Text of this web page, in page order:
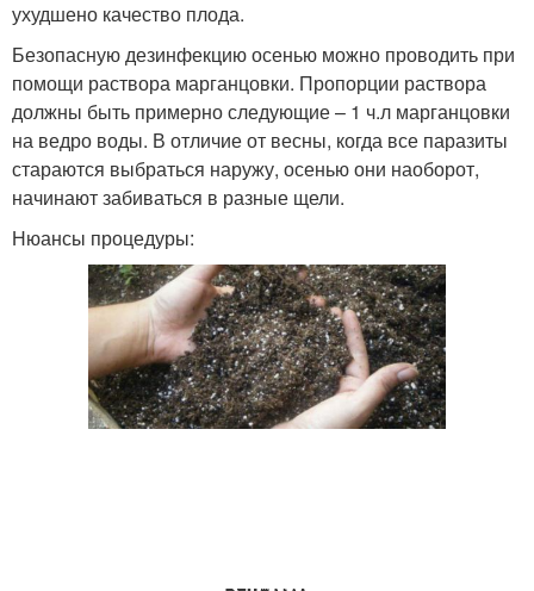
ухудшено качество плода.
Безопасную дезинфекцию осенью можно проводить при
помощи раствора марганцовки. Пропорции раствора
должны быть примерно следующие – 1 ч.л марганцовки
на ведро воды. В отличие от весны, когда все паразиты
стараются выбраться наружу, осенью они наоборот,
начинают забиваться в разные щели.
Нюансы процедуры: